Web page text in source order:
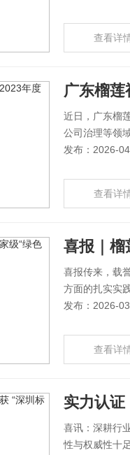
查看详
广东榴莲
近日，广东榴
公司治理等领
发布：2026-
查看详
喜报｜榴
喜报传来，载
方面的扎实实
发布：2026-
查看详
实力认证
喜讯：深耕行
性与权威性十